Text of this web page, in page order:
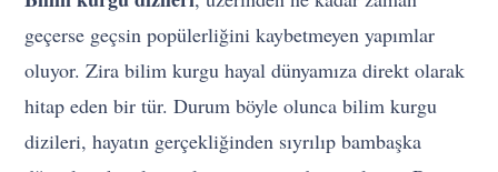
geçerse geçsin popülerliğini kaybetmeyen yapımlar
oluyor. Zira bilim kurgu hayal dünyamıza direkt olarak
hitap eden bir tür. Durum böyle olunca bilim kurgu
dizileri, hayatın gerçekliğinden sıyrılıp bambaşka